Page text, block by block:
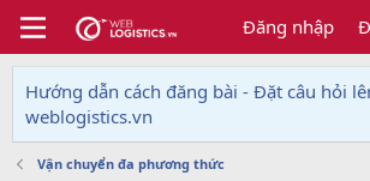
Đăng nhập
Hướng dẫn cách đăng bài - Đặt câu hỏi
weblogistics.vn
Vận chuyển đa phương thức